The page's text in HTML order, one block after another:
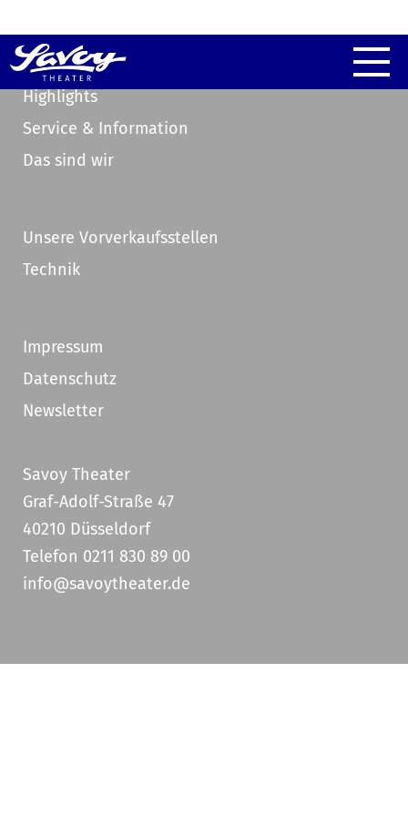
Highlights
Service & Information
Das sind wir
Unsere Vorverkaufsstellen
Technik
Impressum
Datenschutz
Newsletter
Savoy Theater
Graf-Adolf-Straße 47
40210 Düsseldorf
Telefon 0211 830 89 00
info@savoytheater.de